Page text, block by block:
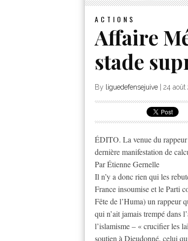
ACTIONS
Affaire
stade
By liguedefensejuive 24 août
ÉDITO. La venue du
dernière manifestation de
Par Étienne Gernelle
Il n’y a donc rien qui les
France insoumise et le Parti
Fête de l’Huma) un rappeur
qui n’ait jamais trempé dans
l’islamisme – « crucifier les
soutien à Dieudonné, celui